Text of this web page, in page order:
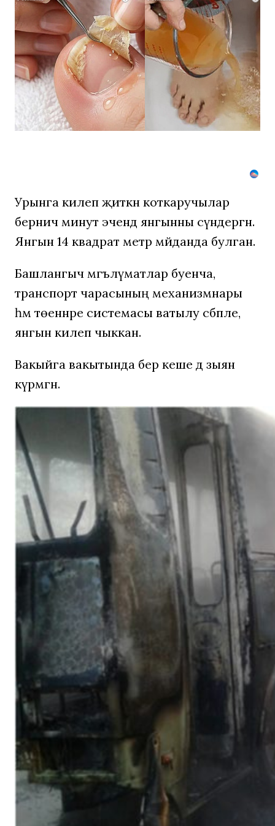
на
ногтях
стирается
как
ластиком!
Простой
домашний
метод
Урынга килеп җиткән коткаручылар
берничә минут эчендә янгынны сүндергән.
Янгын 14 квадрат метр мәйданда булган.
Башлангыч мәгълүматлар буенча,
транспорт чарасының механизмнары
һәм төеннәре системасы ватылу сәбәпле,
янгын килеп чыккан.
Вакыйга вакытында бер кеше дә зыян
күрмәгән.